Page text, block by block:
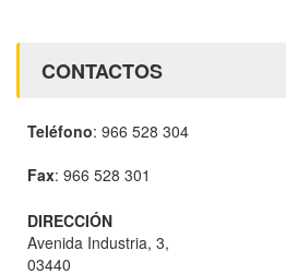
CONTACTOS
Teléfono: 966 528 304
Fax: 966 528 301
DIRECCIÓN
Avenida Industria, 3,
03440